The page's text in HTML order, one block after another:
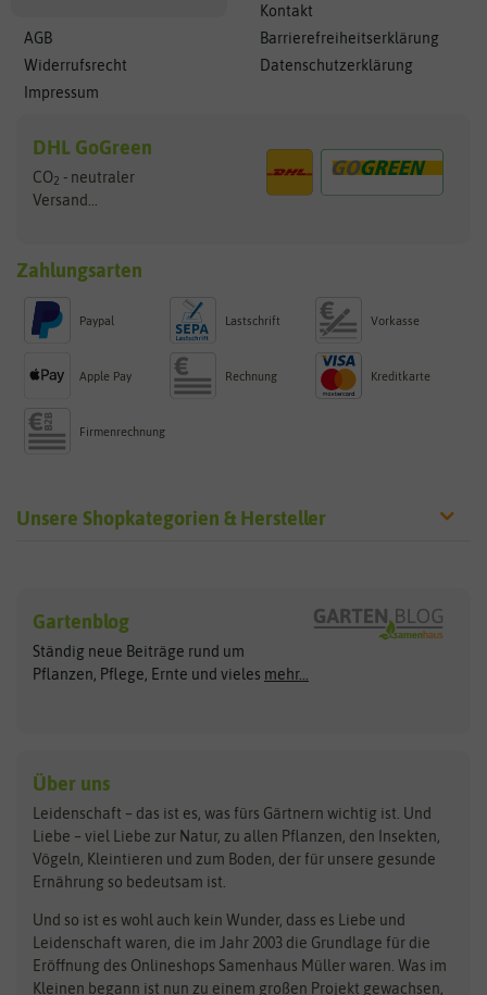
AGB
Widerrufsrecht
Impressum
Kontakt
Barrierefreiheitserklärung
Datenschutzerklärung
DHL GoGreen
CO2 - neutraler
Versand...
Zahlungsarten
Paypal Lastschrift Vorkasse
Apple Pay Rechnung Kreditkarte
Firmenrechnung
Unsere Shopkategorien & Hersteller
Exotische Samen
Gemüsesamen
Gründünger
Kräutersamen
Obstsamen
Pilzbrut
Rasensamen
Steckzwiebeln
Zimmer & Kübelpflanzen
Kataloge
Schnäppchen
Arche Noah
ASB Greenworld
Benary
Bingenheimer Saatgut
BioBalu
Bionana
BIOWOL
Blumicorn
Clever Pots
COMPO
Dürr-Samen
elho
Feldsaaten Freudenberger
Fertil
Gartenblog
Ständig neue Beiträge rund um
Pflanzen, Pflege, Ernte und vieles mehr...
Über uns
Leidenschaft – das ist es, was fürs Gärtnern wichtig ist. Und
Liebe – viel Liebe zur Natur, zu allen Pflanzen, den Insekten,
Vögeln, Kleintieren und zum Boden, der für unsere gesunde
Ernährung so bedeutsam ist.
Und so ist es wohl auch kein Wunder, dass es Liebe und
Leidenschaft waren, die im Jahr 2003 die Grundlage für die
Eröffnung des Onlineshops Samenhaus Müller waren. Was im
Kleinen begann ist nun zu einem großen Projekt gewachsen,